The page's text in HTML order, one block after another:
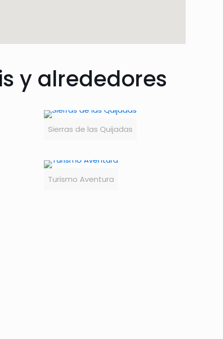
y alrededores
Sierras de las Quijadas
Turismo Aventura